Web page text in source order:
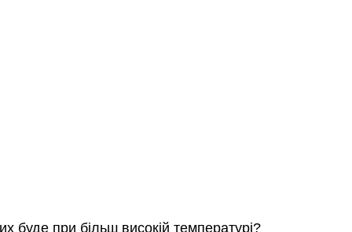
буде при більш високій температурі?